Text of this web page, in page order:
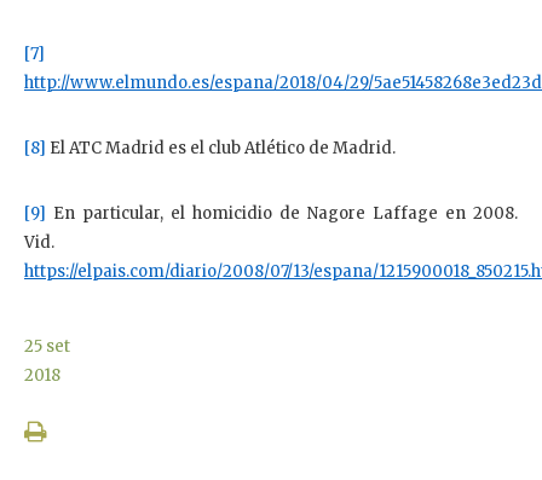
[7]
http://www.elmundo.es/espana/2018/04/29/
[8] El ATC Madrid es el club Atlético de Madrid.
[9] En particular, el homicidio de Nagore Laffage en 2008.
Vid.
https://elpais.com/diario/2008/07/13/espana/
25 set
2018